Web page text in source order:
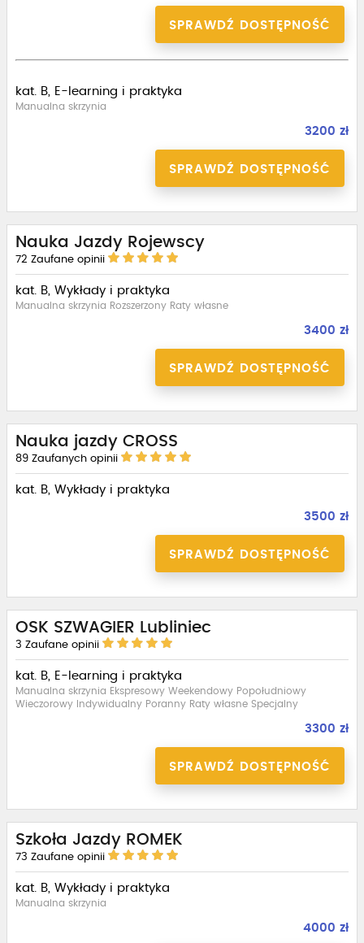
SPRAWDŹ DOSTĘPNOŚĆ
kat. B, E-learning i praktyka
Manualna skrzynia
3200 zł
SPRAWDŹ DOSTĘPNOŚĆ
Nauka Jazdy Rojewscy
72 Zaufane opinii
kat. B, Wykłady i praktyka
Manualna skrzynia Rozszerzony Raty własne
3400 zł
SPRAWDŹ DOSTĘPNOŚĆ
Nauka jazdy CROSS
89 Zaufanych opinii
kat. B, Wykłady i praktyka
3500 zł
SPRAWDŹ DOSTĘPNOŚĆ
OSK SZWAGIER Lubliniec
3 Zaufane opinii
kat. B, E-learning i praktyka
Manualna skrzynia Ekspresowy Weekendowy Popołudniowy
Wieczorowy Indywidualny Poranny Raty własne Specjalny
3300 zł
SPRAWDŹ DOSTĘPNOŚĆ
Szkoła Jazdy ROMEK
73 Zaufane opinii
kat. B, Wykłady i praktyka
Manualna skrzynia
4000 zł